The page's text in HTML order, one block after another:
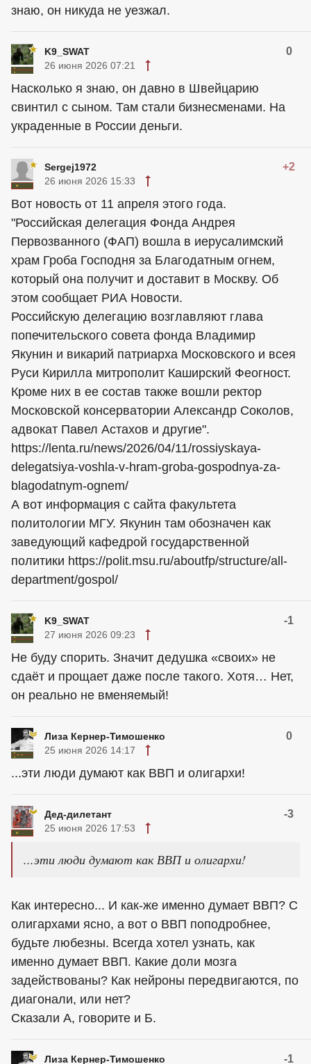
знаю, он никуда не уезжал.
K9_SWAT 0
26 июня 2026 07:21
Насколько я знаю, он давно в Швейцарию
свинтил с сыном. Там стали бизнесменами. На
украденные в России деньги.
Sergej1972 +2
26 июня 2026 15:33
Вот новость от 11 апреля этого года.
"Российская делегация Фонда Андрея
Первозванного (ФАП) вошла в иерусалимский
храм Гроба Господня за Благодатным огнем,
который она получит и доставит в Москву. Об
этом сообщает РИА Новости.
Российскую делегацию возглавляют глава
попечительского совета фонда Владимир
Якунин и викарий патриарха Московского и всея
Руси Кирилла митрополит Каширский Феогност.
Кроме них в ее состав также вошли ректор
Московской консерватории Александр Соколов,
адвокат Павел Астахов и другие".
https://lenta.ru/news/2026/04/11/rossiyskaya-
delegatsiya-voshla-v-hram-groba-gospodnya-za-
blagodatnym-ognem/
А вот информация с сайта факультета
политологии МГУ. Якунин там обозначен как
заведующий кафедрой государственной
политики https://polit.msu.ru/aboutfp/structure/all-
department/gospol/
K9_SWAT -1
27 июня 2026 09:23
Не буду спорить. Значит дедушка «своих» не
сдаёт и прощает даже после такого. Хотя… Нет,
он реально не вменяемый!
Лиза Кернер-Тимошенко 0
25 июня 2026 14:17
...эти люди думают как ВВП и олигархи!
Дед-дилетант -3
25 июня 2026 17:53
...эти люди думают как ВВП и олигархи!
Как интересно... И как-же именно думает ВВП? С
олигархами ясно, а вот о ВВП поподробнее,
будьте любезны. Всегда хотел узнать, как
именно думает ВВП. Какие доли мозга
задействованы? Как нейроны передвигаются, по
диагонали, или нет?
Сказали А, говорите и Б.
Лиза Кернер-Тимошенко -1